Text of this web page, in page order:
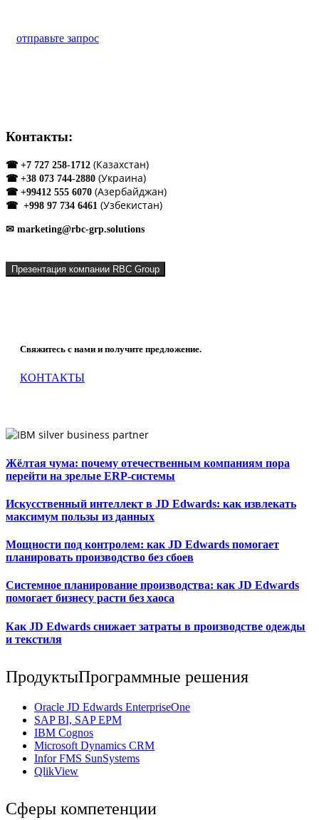
отправьте запрос
Контакты:
☎ +7 727 258-1712 (Казахстан)
☎ +38 073 744-2880 (Украина)
☎ +99412 555 6070 (Азербайджан)
☎ +998 97 734 6461 (Узбекистан)
✉ marketing@rbc-grp.solutions
Презентация компании RBC Group
Свяжитесь с нами и получите предложение.
КОНТАКТЫ
Жёлтая чума: почему отечественным компаниям пора
перейти на зрелые ERP-системы
Искусственный интеллект в JD Edwards: как извлекать
максимум пользы из данных
Мощности под контролем: как JD Edwards помогает
планировать производство без сбоев
Системное планирование производства: как JD Edwards
помогает бизнесу расти без хаоса
Как JD Edwards снижает затраты в производстве одежды
и текстиля
ПродуктыПрограммные решения
Oracle JD Edwards EnterpriseOne
SAP BI, SAP EPM
IBM Cognos
Мicrosoft Dynamics CRM
Infor FMS SunSystems
QlikView
Сферы компетенции